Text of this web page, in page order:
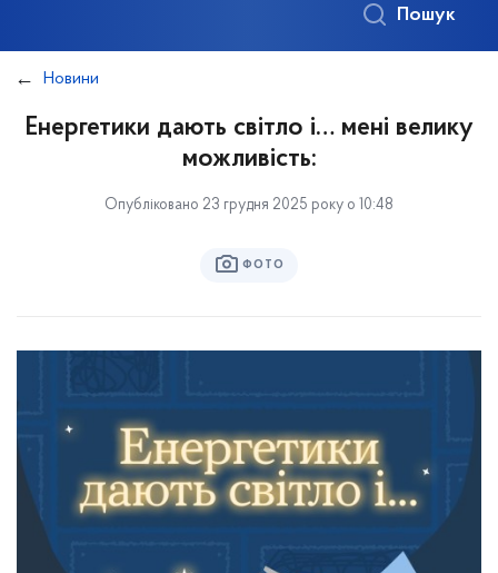
Пошук
Новини
Енергетики дають світло і… мені велику
можливість:
Опубліковано 23 грудня 2025 року о 10:48
ФОТО